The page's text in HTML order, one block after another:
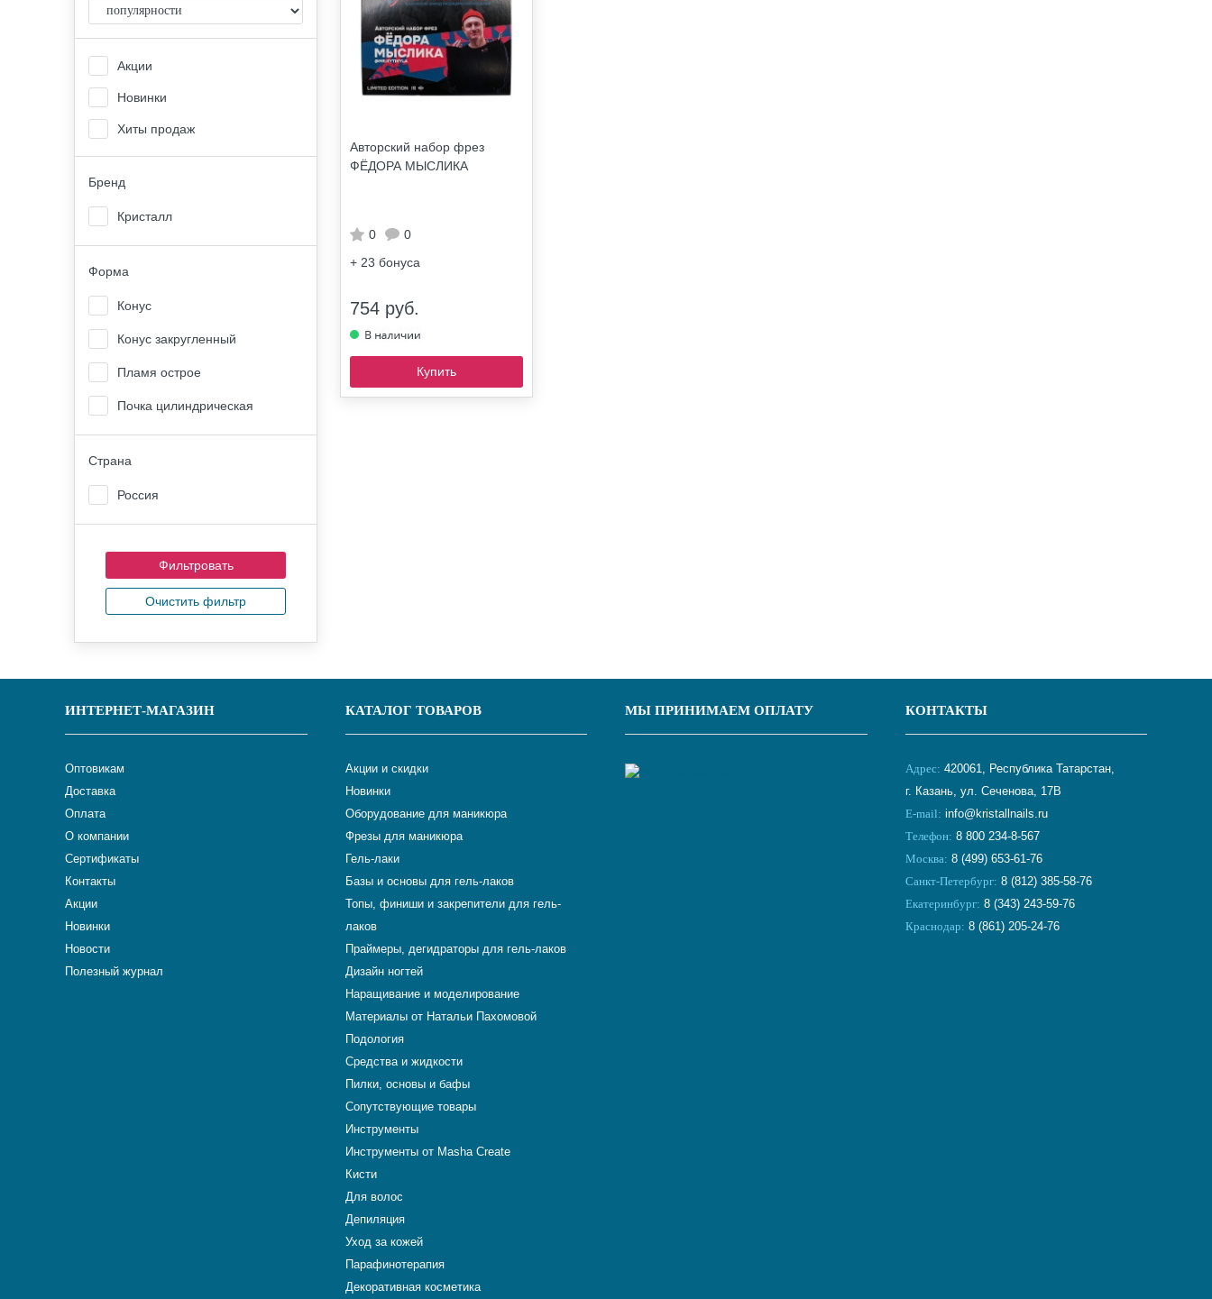
Акции
Новинки
Хиты продаж
Бренд
Кристалл
Форма
Конус
Конус закругленный
Пламя острое
Почка цилиндрическая
Страна
Россия
Очистить фильтр
Авторский набор фрез
ФЁДОРА МЫСЛИКА
0
0
+ 23 бонуса
754 руб.
Купить
ИНТЕРНЕТ-МАГАЗИН
Оптовикам
Доставка
Оплата
О компании
Сертификаты
Контакты
Акции
Новинки
Новости
Полезный журнал
КАТАЛОГ ТОВАРОВ
Акции и скидки
Новинки
Оборудование для маникюра
Фрезы для маникюра
Гель-лаки
Базы и основы для гель-лаков
Топы, финиши и закрепители для гель-
лаков
Праймеры, дегидраторы для гель-лаков
Дизайн ногтей
Наращивание и моделирование
Материалы от Натальи Пахомовой
Подология
Средства и жидкости
Пилки, основы и бафы
Сопутствующие товары
Инструменты
Инструменты от Masha Create
Кисти
Для волос
Депиляция
Уход за кожей
Парафинотерапия
Декоративная косметика
МЫ ПРИНИМАЕМ ОПЛАТУ КОНТАКТЫ
Адрес: 420061, Республика Татарстан,
г. Казань, ул. Сеченова, 17В
E-mail: info@kristallnails.ru
Телефон: 8 800 234-8-567
Москва: 8 (499) 653-61-76
Санкт-Петербург: 8 (812) 385-58-76
Екатеринбург: 8 (343) 243-59-76
Краснодар: 8 (861) 205-24-76